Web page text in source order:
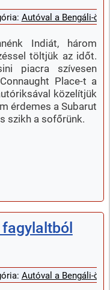
Autóval a Bengáli-
Indiát, három
töltjük az időt.
piacra szívesen
Place-t a
közelítjük
érdemes a Subarut
szikh a sofőrünk.
Autóval a Bengáli-